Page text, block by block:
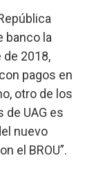
banco la
de 2018,
pagos en
otro de los
de UAG es
nuevo
el BROU”.